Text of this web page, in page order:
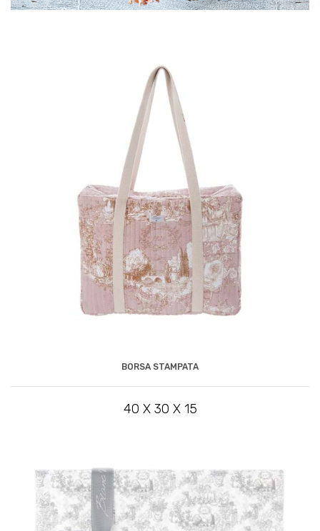
BORSA STAMPATA
40 X 30 X 15